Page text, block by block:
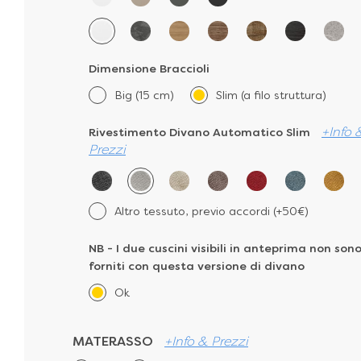
Dimensione Braccioli
Big (15 cm) Slim (a filo struttura)
Rivestimento Divano Automatico Slim
+Info
Prezzi
Altro tessuto, previo accordi (+50€)
NB - I due cuscini visibili in anteprima non sono
forniti con questa versione di divano
Ok
MATERASSO +Info & Prezzi